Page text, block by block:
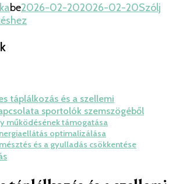
be2026-02-202026-02-20Szólj
táplálkozás és a szellemi
sportolók szemszögéből
működésének támogatása
optimalizálása
és a gyulladás csökkentése